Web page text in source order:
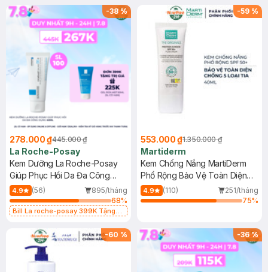
-38%
278.000 ₫445.000 ₫
La Roche-Posay
Kem Dưỡng La Roche-Posay
Giúp Phục Hồi Da Đa Công
Dụng 40ml
4.9 (56)
895/tháng
68%
Bill La roche-posay 399K Tặng
(SL có hạn)
-59 %
553.000 ₫1.350.000 ₫
Martiderm
Kem Chống Nắng MartiDerm
Phổ Rộng Bảo Vệ Toàn Diện
40ml
4.9 (110)
251/tháng
75%
-60 % -36%